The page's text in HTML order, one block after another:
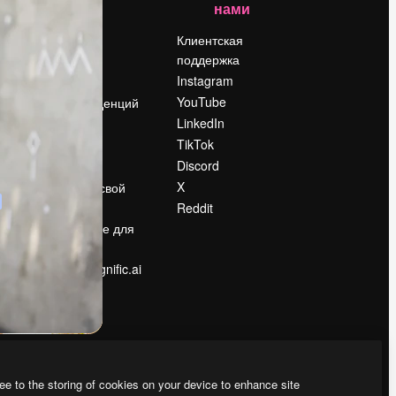
Reviews
Поиск тенденций
События
Продайте свой
контент
Помещение для
Ищете magnific.ai
нами
Клиентская
поддержка
Instagram
YouTube
LinkedIn
TikTok
Discord
X
Reddit
to the storing of cookies on your device to enhance site